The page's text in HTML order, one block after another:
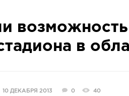
возможность
в
10 ДЕКАБРЯ 2013 0 40